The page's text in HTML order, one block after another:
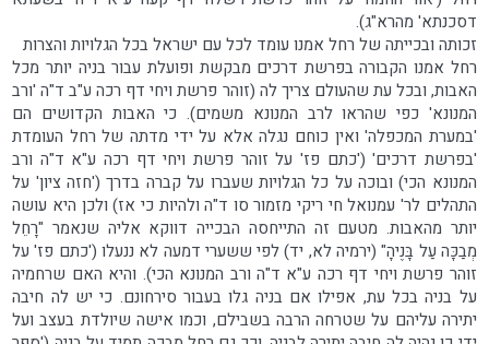
דסכנתא' מהרא"ג).
זכותה ובכייתה של רחל אמנו עומד לכל עם ישראל בכל הגלויות והצרות
רחל אמנו הקבורה בפרשת דרכים מבקשת ופועלת עבור בניה יותר מכל
האבות, ובכל עת שהעולם צריך לה (זוהר פרשת ויחי דף רכה ע"ב ד"ה 'ורב
המנונא' כפי שהראו לרב המנונא משמים). כי האבות הקדושים הם
'במערת המכפלה' ואין כוחם נגלה אלא על ידי מדתה של רחל העומדת
'בפרשת דרכים' ('כתם פז' על זוהר פרשת ויחי דף רכה ע"א ד"ה ורב
המנונא הכי) ובוכה על כל הגלויות שעברו על קברה בדרך ('חזה ציון' על
התהלים לר' עמנואל חי ריקי מזמור סו ד"ה ולהיות כי אז) ולכן היא עושה
יותר מהאבות. מטעם זה התייחסה הבכייה דווקא אליה שנאמר "רָחֵל
מְבַכָּה עַל בָּנֶיהָ" (ירמיה לא, יד) לפי ששערי דמעה לא ננעלו ('כתם פז' על
זוהר פרשת ויחי דף רכה ע"א ד"ה ורב המנונא הכי). והיא האם שרחמיה
על בניה בכל עת, אפילו אם בניה גלו בעבור סירחונם. כי יש לה חיבה
יתירה עליהם על שטרחה הרבה בשבילם, וכמו אישה שיולדת בעצב ועל